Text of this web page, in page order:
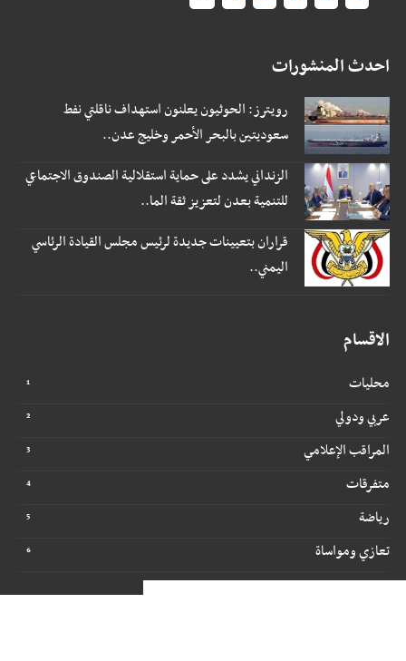
احدث المنشورات
رويترز: الحوثيون يعلنون استهداف ناقلتي نفط
سعوديتين بالبحر الأحمر وخليج عدن..
الزنداني يشدد على حماية استقلالية الصندوق الاجتماعي
للتنمية بعدن لتعزيز ثقة الما..
قراران بتعيينات جديدة لرئيس مجلس القيادة الرئاسي
اليمني..
الاقسام
محليات
عربي ودولي
المراقب الإعلامي
متفرقات
رياضة
تعازي ومواساة